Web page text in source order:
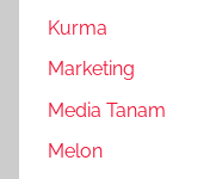
Kurma
Marketing
Media Tanam
Melon